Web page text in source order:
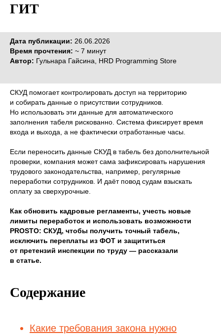
ГИТ
Дата публикации: 26.06.2026
Время прочтения: ~ 7 минут
Автор: Гульнара Гайсина, HRD Programming Store
СКУД помогает контролировать доступ на территорию
и собирать данные о присутствии сотрудников.
Но использовать эти данные для автоматического
заполнения табеля рискованно. Система фиксирует время
входа и выхода, а не фактически отработанные часы.
Если переносить данные СКУД в табель без дополнительной
проверки, компания может сама зафиксировать нарушения
трудового законодательства, например, регулярные
переработки сотрудников. И даёт повод судам взыскать
оплату за сверхурочные.
Как обновить кадровые регламенты, учесть новые
лимиты переработок и использовать возможности
PROSTO: СКУД, чтобы получить точный табель,
исключить переплаты из ФОТ и защититься
от претензий инспекции по труду — рассказали
в статье.
Содержание
Какие требования закона нужно